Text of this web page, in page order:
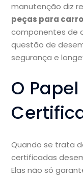
manutenção diz
peças para
componentes de
questão de
segurança e
O
Quando se trata
certificadas
Elas não só